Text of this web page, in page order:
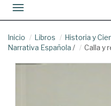
Toggle navigation
Inicio Libros Historia y
Narrativa Española / Calla y